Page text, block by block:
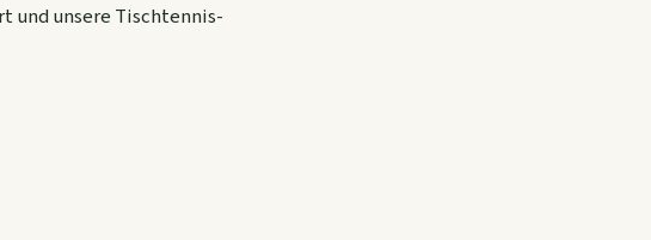
und unsere Tischtennis-